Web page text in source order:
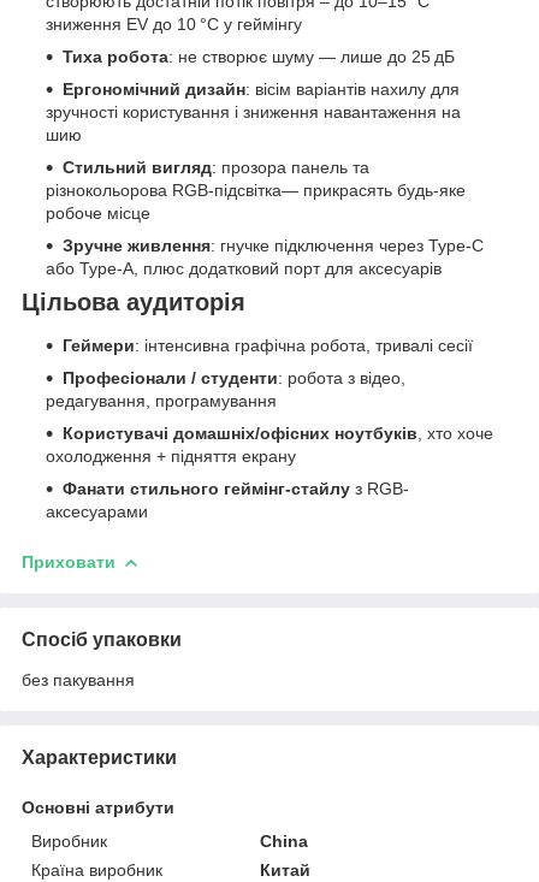
зниження EV до 10 °C у геймінгу
Тиха робота: не створює шуму — лише до 25 дБ
Ергономічний дизайн: вісім варіантів нахилу для
зручності користування і зниження навантаження на
шию
Стильний вигляд: прозора панель та
різнокольорова RGB-підсвітка— прикрасять будь-яке
робоче місце
Зручне живлення: гнучке підключення через Type-C
або Type-A, плюс додатковий порт для аксесуарів
Цільова аудиторія
Геймери: інтенсивна графічна робота, тривалі сесії
Професіонали / студенти: робота з відео,
редагування, програмування
Користувачі домашніх/офісних ноутбуків , хто хоче
охолодження + підняття екрану
Фанати стильного геймінг-стайлу з RGB-
аксесуарами
Приховати
Спосіб упаковки
без пакування
Характеристики
Основні атрибути
Виробник
China
Країна виробник
Китай